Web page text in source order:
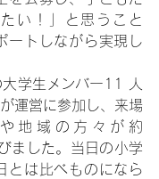
い！」と思うこと
ートしながら実現し
学生メンバー11 人
運営に参加し、来場
地域の方々が約
ました。当日の小学
とは比べものになら